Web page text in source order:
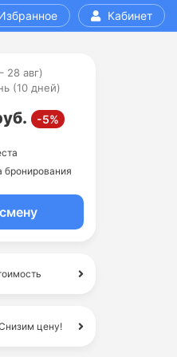
Кабинет
28 авг)
(10 дней)
-5%
бронирования
цену!